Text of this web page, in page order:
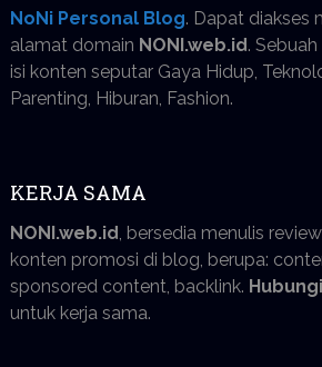
NoNi Personal Blog. Dapat diakses
alamat domain NONI.web.id.
isi konten seputar Gaya Hidup,
Parenting, Hiburan, Fashion.
KERJA SAMA
NONI.web.id , bersedia menulis
konten promosi di blog, berupa:
sponsored content, backlink. Hubungi
untuk kerja sama.